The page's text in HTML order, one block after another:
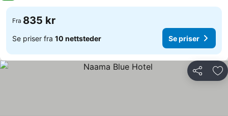
Fra 835 kr
Se priser fra 10 nettsteder Se priser
Del